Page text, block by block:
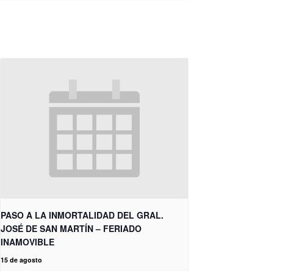
PASO A LA INMORTALIDAD DEL GRAL.
JOSÉ DE SAN MARTÍN – FERIADO
INAMOVIBLE
15 de agosto